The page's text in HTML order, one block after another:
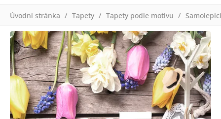
Úvodní stránka Tapety Tapety podle motivu